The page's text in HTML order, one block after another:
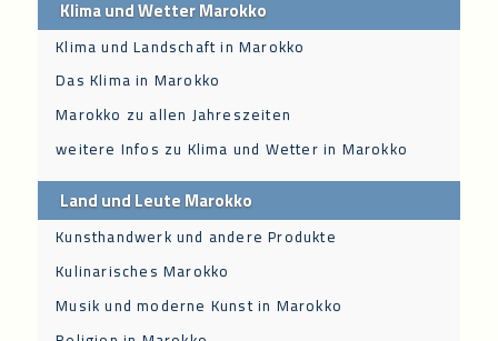
Klima und Wetter Marokko
Klima und Landschaft in Marokko
Das Klima in Marokko
Marokko zu allen Jahreszeiten
weitere Infos zu Klima und Wetter in Marokko
Land und Leute Marokko
Kunsthandwerk und andere Produkte
Kulinarisches Marokko
Musik und moderne Kunst in Marokko